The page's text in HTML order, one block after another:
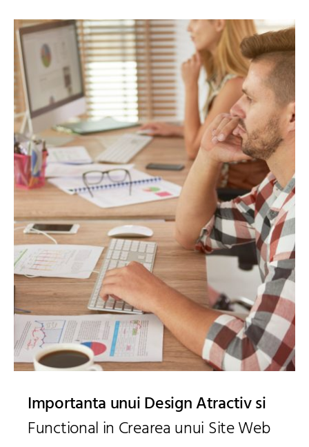
Importanta unui Design Atractiv si
Functional in Crearea unui Site Web